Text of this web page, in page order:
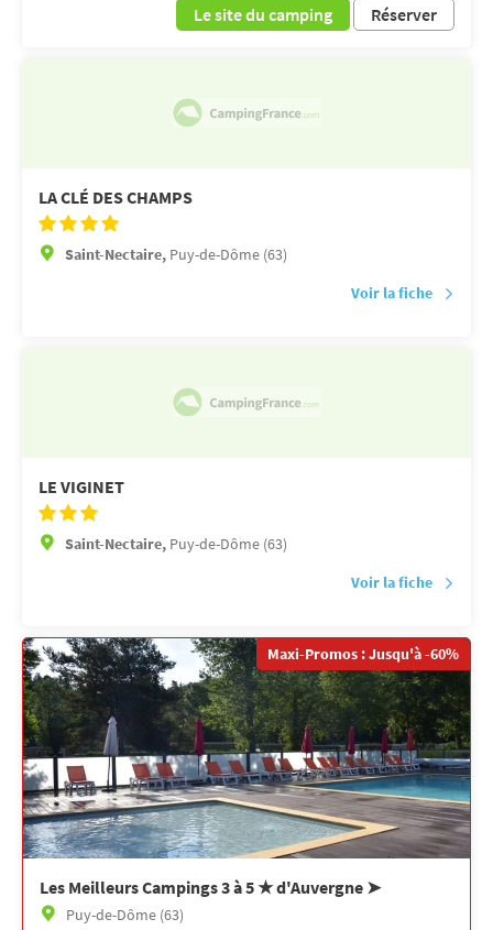
Le site du camping Réserver
LA CLÉ DES CHAMPS
Saint-Nectaire, Puy-de-Dôme (63)
Voir la fiche
LE VIGINET
Saint-Nectaire, Puy-de-Dôme (63)
Voir la fiche
Maxi-Promos : Jusqu'à -60%
Les Meilleurs Campings 3 à 5 ★ d'Auvergne ➤
Puy-de-Dôme (63)